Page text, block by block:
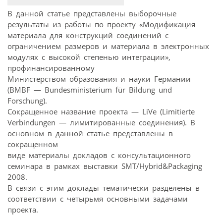
В данной статье представлены выборочные
результаты из работы по проекту «Модификация
материала для конструкций соединений с
ограничением размеров и материала в электронных
модулях с высокой степенью интеграции»,
профинансированному
Министерством образования и науки Германии
(BMBF — Bundesministerium für Bildung und
Forschung).
Сокращенное название проекта — LiVe (Limitierte
Verbindungen — лимитированные соединения). В
основном в данной статье представлены в
сокращенном
виде материалы докладов с консультационного
семинара в рамках выставки SMT/Hybrid&Packaging
2008.
В связи с этим доклады тематически разделены в
соответствии с четырьмя основными задачами
проекта.